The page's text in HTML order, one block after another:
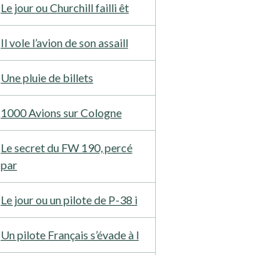
Le jour ou Churchill failli êt
Il vole l’avion de son assaill
Une pluie de billets
1000 Avions sur Cologne
Le secret du FW 190, percé
par
Le jour ou un pilote de P-38 i
Un pilote Français s’évade à l